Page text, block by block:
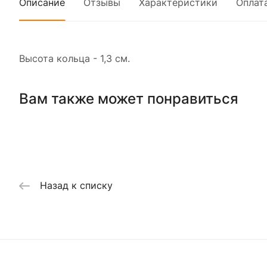
Описание Отзывы Характеристики
Высота кольца - 1,3 см.
Вам также может понравиться
Назад к списку